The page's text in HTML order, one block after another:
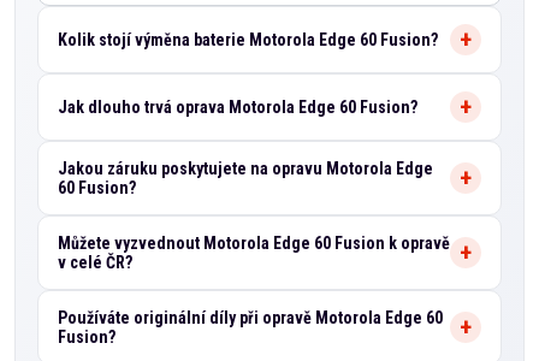
Kolik stojí výměna baterie Motorola Edge 60 Fusion?
Jak dlouho trvá oprava Motorola Edge 60 Fusion?
Jakou záruku poskytujete na opravu Motorola Edge
60 Fusion?
Můžete vyzvednout Motorola Edge 60 Fusion k opravě
v celé ČR?
Používáte originální díly při opravě Motorola Edge 60
Fusion?